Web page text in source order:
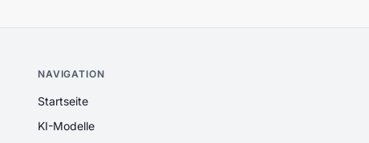
NAVIGATION
Startseite
KI-Modelle